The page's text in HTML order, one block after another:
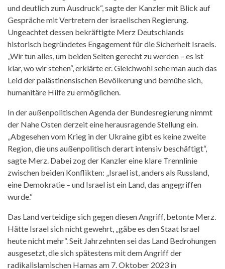
und deutlich zum Ausdruck“, sagte der Kanzler mit Blick auf
Gespräche mit Vertretern der israelischen Regierung.
Ungeachtet dessen bekräftigte Merz Deutschlands
historisch begründetes Engagement für die Sicherheit Israels.
„Wir tun alles, um beiden Seiten gerecht zu werden – es ist
klar, wo wir stehen“, erklärte er. Gleichwohl sehe man auch das
Leid der palästinensischen Bevölkerung und bemühe sich,
humanitäre Hilfe zu ermöglichen.
In der außenpolitischen Agenda der Bundesregierung nimmt
der Nahe Osten derzeit eine herausragende Stellung ein.
„Abgesehen vom Krieg in der Ukraine gibt es keine zweite
Region, die uns außenpolitisch derart intensiv beschäftigt“,
sagte Merz. Dabei zog der Kanzler eine klare Trennlinie
zwischen beiden Konflikten: „Israel ist, anders als Russland,
eine Demokratie – und Israel ist ein Land, das angegriffen
wurde.“
Das Land verteidige sich gegen diesen Angriff, betonte Merz.
Hätte Israel sich nicht gewehrt, „gäbe es den Staat Israel
heute nicht mehr“. Seit Jahrzehnten sei das Land Bedrohungen
ausgesetzt, die sich spätestens mit dem Angriff der
radikalislamischen Hamas am 7. Oktober 2023 in